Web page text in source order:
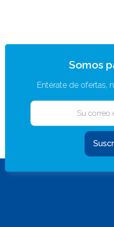
Somos
Entérate de ofertas,